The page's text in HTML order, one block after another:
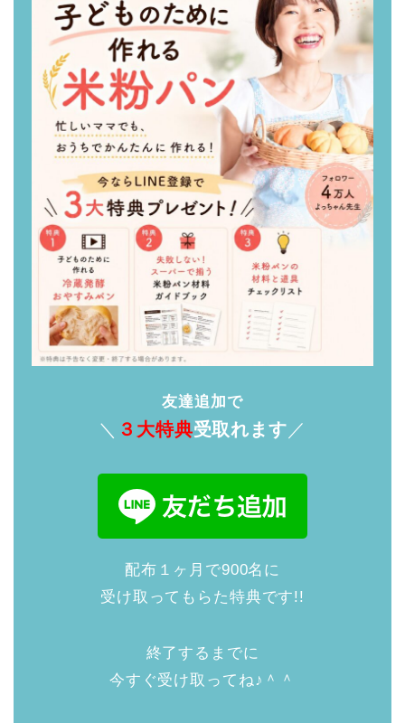
友達追加で
＼ ３大特典受取れます ／
配布１ヶ月で900名に
受け取ってもらた特典です!!
終了するまでに
今すぐ受け取ってね♪＾＾